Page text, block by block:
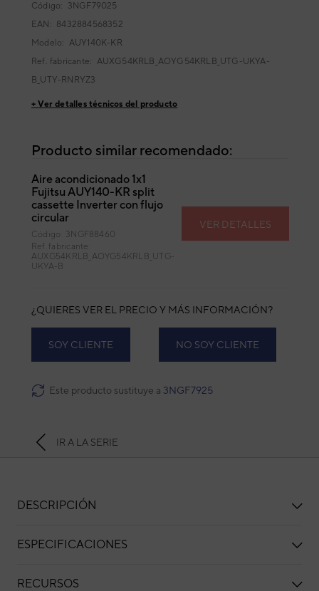
Código: 3NGF79025
EAN: 8432884568352
Modelo: AUY140K-KR
Ref. fabricante: AUXG54KRLB_AOYG54KRLB_UTG-UKYA-
B_UTY-RNRYZ3
+ Ver detalles técnicos del producto
Producto similar recomendado:
Aire acondicionado 1x1
Fujitsu AUY140-KR split
cassette Inverter con flujo
circular
Código: 3NGF88460
Ref. fabricante:
AUXG54KRLB_AOYG54KRLB_UTG-
UKYA-B
VER DETALLES
¿QUIERES VER EL PRECIO Y MÁS INFORMACIÓN?
SOY CLIENTE NO SOY CLIENTE
Este producto sustituye a 3NGF7925
IR A LA SERIE
DESCRIPCIÓN
ESPECIFICACIONES
RECURSOS